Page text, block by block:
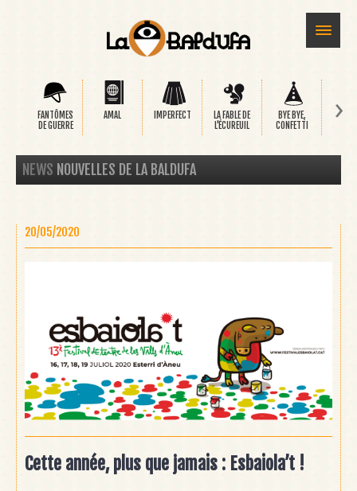
FANTÔMES
DE GUERRE
AMAL IMPERFECT
LA FABLE DE
L'ÉCUREUIL
BYE BYE,
CONFETTI
›
NEWS NOUVELLES DE LA BALDUFA
20/05/2020
Cette année, plus que jamais : Esbaiola’t !